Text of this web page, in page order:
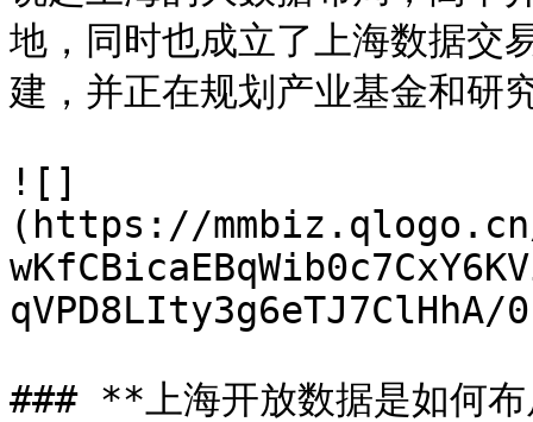
地，同时也成立了上海数据交
建，并正在规划产业基金和研
![]
(https://mmbiz.qlogo.cn/
qVPD8LIty3g6eTJ7ClHhA/
### **上海开放数据是如何